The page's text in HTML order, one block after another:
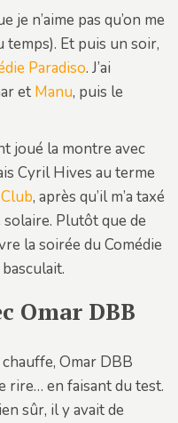
je n’aime pas qu’on me
Et puis un soir,
Paradiso. J’ai
et Manu, puis le
joué la montre avec
Cyril Hives au terme
, après qu’il m’a taxé
Plutôt que de
la soirée du Comédie
Omar DBB
Omar DBB
rire… en faisant du test.
sûr, il y avait de